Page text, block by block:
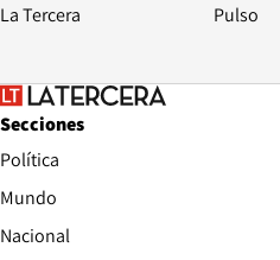
La Tercera Pulso
Secciones
Política
Mundo
Nacional